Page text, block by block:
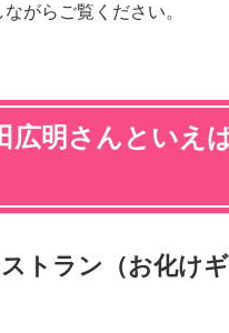
がらご覧ください。
広明さんといえ
トラン（お化け